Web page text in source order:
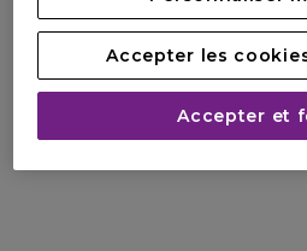
Accepter les
Accepter et